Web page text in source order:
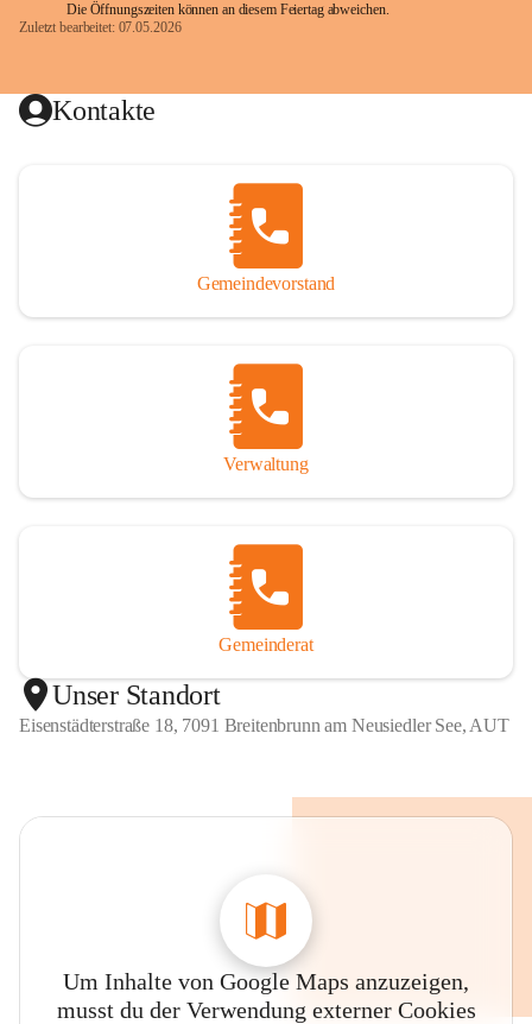
Die Öffnungszeiten können an diesem Feiertag abweichen.
Zuletzt bearbeitet: 07.05.2026
Kontakte
Gemeindevorstand
Verwaltung
Gemeinderat
Unser Standort
Eisenstädterstraße 18, 7091 Breitenbrunn am Neusiedler See, AUT
Um Inhalte von Google Maps anzuzeigen,
musst du der Verwendung externer Cookies